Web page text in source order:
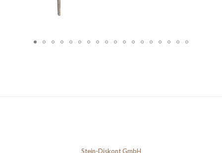
Stein-Diskont GmbH